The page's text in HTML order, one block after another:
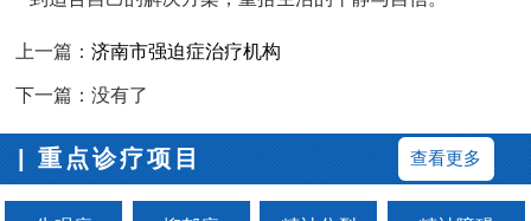
上一篇：济南市强迫症治疗机构
下一篇：没有了
| 重点诊疗项目 查看更多